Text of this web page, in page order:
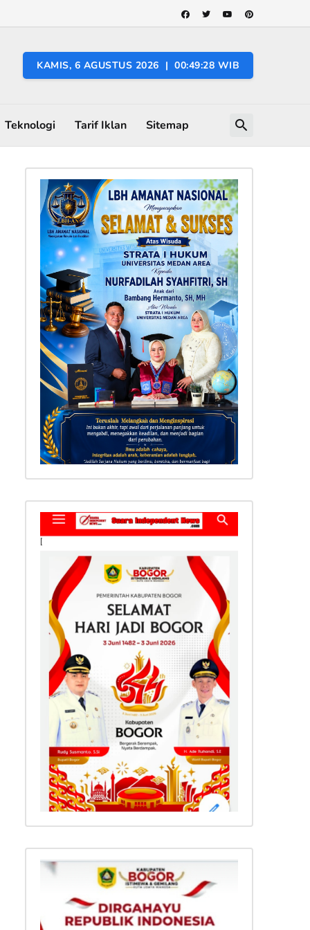
KAMIS, 6 AGUSTUS 2026 | 00:49:29 WIB
Teknologi Tarif Iklan Sitemap